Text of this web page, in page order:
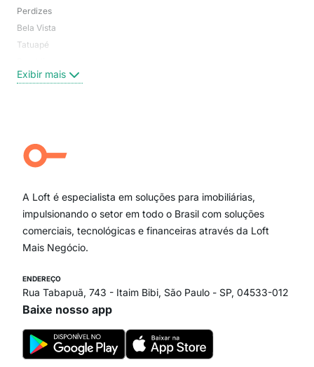
Perdizes
Bela Vista
Tatuapé
Centro
Campo Belo
Ipiranga
Paraíso
Itaim Bibi
Exibir mais
A Loft é especialista em soluções para imobiliárias,
impulsionando o setor em todo o Brasil com soluções
comerciais, tecnológicas e financeiras através da Loft
Mais Negócio.
ENDEREÇO
Rua Tabapuã, 743 - Itaim Bibi, São Paulo - SP, 04533-012
Baixe nosso app